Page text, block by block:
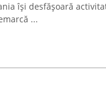
își desfășoară
...